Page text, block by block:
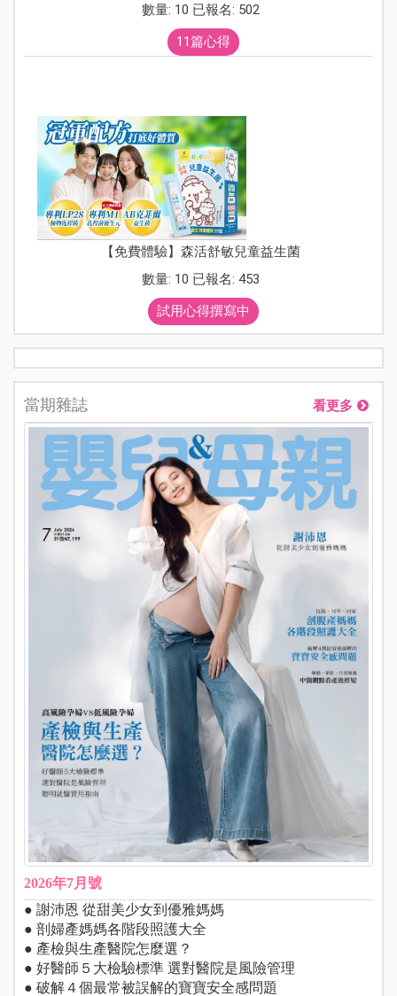
數量: 10 已報名: 502
11篇心得
【免費體驗】森活舒敏兒童益生菌
數量: 10 已報名: 453
試用心得撰寫中
當期雜誌 看更多
2026年7月號
● 謝沛恩 從甜美少女到優雅媽媽
● 剖婦產媽媽各階段照護大全
● 產檢與生產醫院怎麼選？
● 好醫師５大檢驗標準 選對醫院是風險管理
● 破解４個最常被誤解的寶寶安全感問題